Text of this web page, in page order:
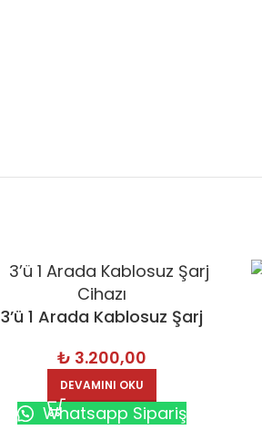
3’ü 1 Arada Kablosuz Şarj
₺ 3.200,00
DEVAMINI OKU
Whatsapp Sipariş